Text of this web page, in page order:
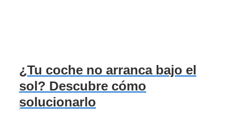
¿Tu coche no arranca bajo el
sol? Descubre cómo
solucionarlo